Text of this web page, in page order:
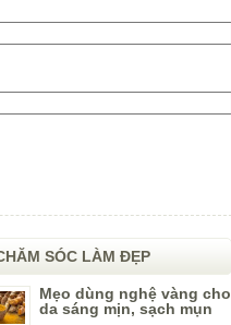
SÓC LÀM ĐẸP
Mẹo dùng nghệ vàng cho
da sáng mịn, sạch mụn